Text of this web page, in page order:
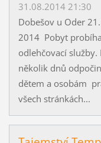
31.08.2014 21:30
Dobešov u Oder
2014 Pobyt
odlehčovací
několik dnů
dětem a osobám
všech stránkách...